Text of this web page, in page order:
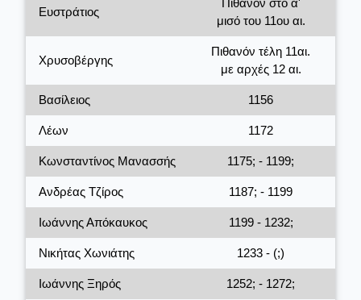
Ευστράτιος
μισό του 11ου αι.
Χρυσοβέργης
Πιθανόν τέλη 11αι.
με αρχές 12 αι.
Βασίλειος 1156
Λέων 1172
Κωνσταντίνος Μανασσής 1175; - 1199;
Ανδρέας Τζίρος 1187; - 1199
Ιωάννης Απόκαυκος 1199 - 1232;
Νικήτας Χωνιάτης 1233 - (;)
Ιωάννης Ξηρός 1252; - 1272;